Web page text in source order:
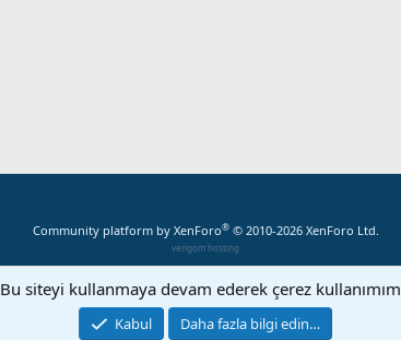
Community platform by XenForo® © 2010-2026 XenForo Ltd.
verigom hosting
siteyi kullanmaya devam ederek çerez
Kabul Daha fazla bilgi edin…